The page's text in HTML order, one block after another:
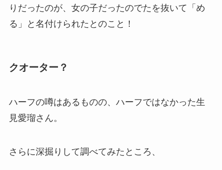
りだったのが、女の子だったのでたを抜いて「め
る」と名付けられたとのこと！
クオーター？
ハーフの噂はあるものの、ハーフではなかった生
見愛瑠さん。
さらに深掘りして調べてみたところ、